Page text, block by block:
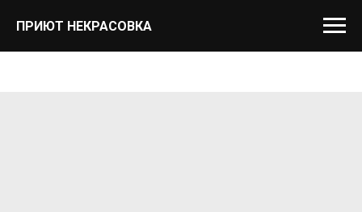
ПРИЮТ НЕКРАСОВКА